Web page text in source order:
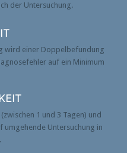
der Untersuchung.
wird einer Doppelbefundung
auf ein Minimum
1 und 3 Tagen) und
umgehende Untersuchung in